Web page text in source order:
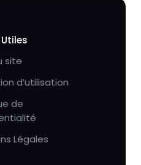
site
d’utilisation
de
Légales